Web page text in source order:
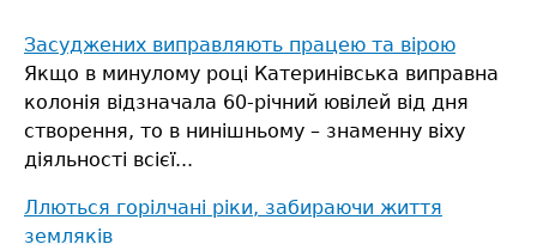
Засуджених виправляють працею та вірою
Якщо в минулому році Катеринівська виправна
колонія відзначала 60-річний ювілей від дня
створення, то в нинішньому – знаменну віху
діяльності всієї...
Ллються горілчані ріки, забираючи життя
земляків